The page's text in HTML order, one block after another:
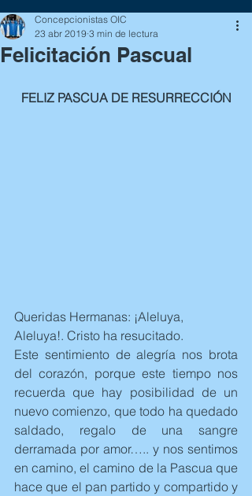
Felicitación Pascual
Concepcionistas OIC
23 abr 2019 3 min de lectura
FELIZ PASCUA DE RESURRECCIÓN
Queridas Hermanas: ¡Aleluya,
Aleluya!. Cristo ha resucitado.
Este sentimiento de alegría nos brota
del corazón, porque este tiempo nos
recuerda que hay posibilidad de un
nuevo comienzo, que todo ha quedado
saldado, regalo de una sangre
derramada por amor….. y nos sentimos
en camino, el camino de la Pascua que
hace que el pan partido y compartido y